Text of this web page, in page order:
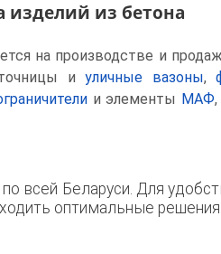
изделий из бетона
на производстве и
иуличные вазоны,
и элементы МАФ
всей Беларуси. Для
оптимальные решения